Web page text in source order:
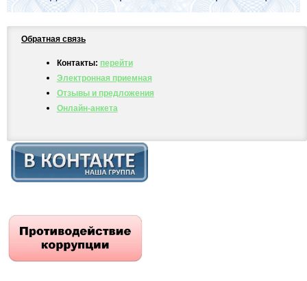
Обратная связь
Контакты: перейти
Электронная приемная
Отзывы и предложения
Онлайн-анкета